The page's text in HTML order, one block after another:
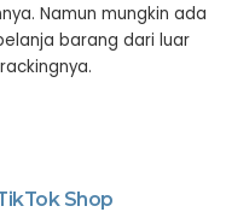
Namun mungkin ada
barang dari luar
Shop